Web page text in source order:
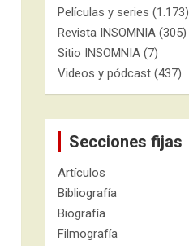
Películas y series (1.173)
Revista INSOMNIA (305)
Sitio INSOMNIA (7)
Videos y pódcast (437)
Secciones fijas
Artículos
Bibliografía
Biografía
Filmografía